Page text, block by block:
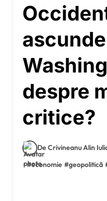
despre
critice?
De Crivineanu Alin
#economie #geopolitică